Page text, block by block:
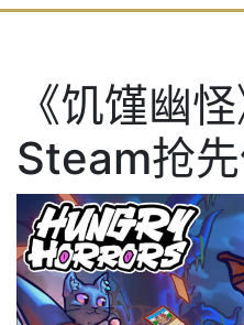
《饥馑幽
Steam抢